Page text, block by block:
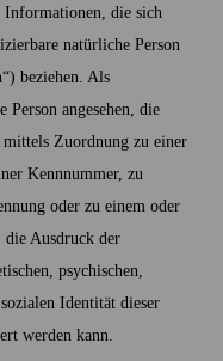
Informationen, die sich
natürliche Person
beziehen. Als
angesehen, die
Zuordnung zu einer
Kennnummer, zu
oder zu einem oder
die Ausdruck der
psychischen,
Identität dieser
werden kann.